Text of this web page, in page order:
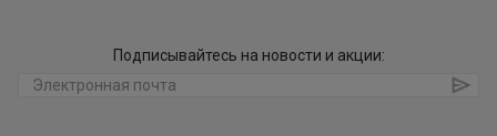
Подписывайтесь на новости и акции: